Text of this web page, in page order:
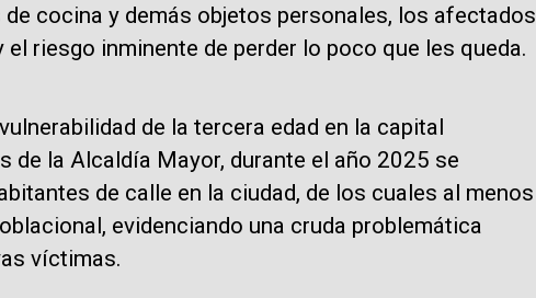
cocina y demás objetos personales, los afectados
riesgo inminente de perder lo poco que les queda.
de la tercera edad en la capital
de la Alcaldía Mayor, durante el año 2025 se
de calle en la ciudad, de los cuales al menos
evidenciando una cruda problemática
víctimas.